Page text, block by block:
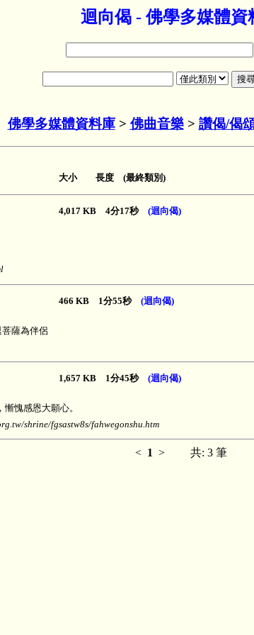
迴向偈 - 佛學多媒體資
佛學多媒體資料庫> 佛曲音樂> 讚偈/偈
大小 長度 (最終類別)
4,017 KB 4分17秒 (迴向偈)
466 KB 1分55秒 (迴向偈)
薩為伴侶
1,657 KB 1分45秒 (迴向偈)
愧感恩大願心。
shrine/fgsastw8s/fahwegonshu.htm
< 1 > 共: 3 筆